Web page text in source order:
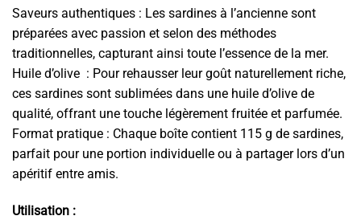
Saveurs authentiques : Les sardines à l’ancienne sont
préparées avec passion et selon des méthodes
traditionnelles, capturant ainsi toute l’essence de la mer.
Huile d’olive : Pour rehausser leur goût naturellement riche,
ces sardines sont sublimées dans une huile d’olive de
qualité, offrant une touche légèrement fruitée et parfumée.
Format pratique : Chaque boîte contient 115 g de sardines,
parfait pour une portion individuelle ou à partager lors d’un
apéritif entre amis.
Utilisation :